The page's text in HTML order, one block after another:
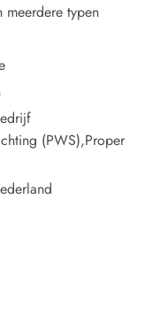
meerdere typen
(PWS),Proper